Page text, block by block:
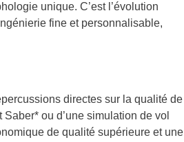
unique. C’est l’évolution
fine et personnalisable,
directes sur la qualité de
ou d’une simulation de vol
de qualité supérieure et une